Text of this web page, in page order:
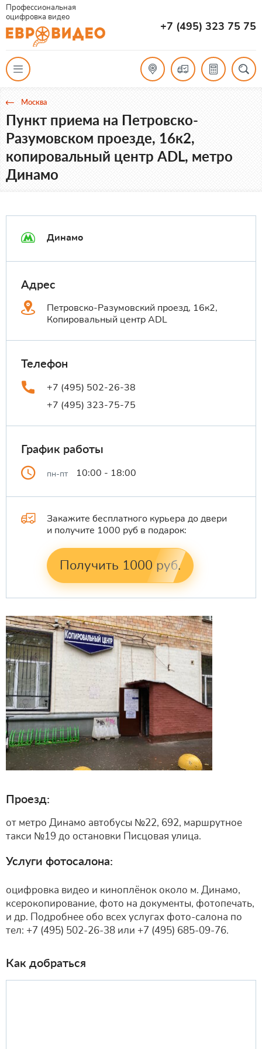
Профессиональная
оцифровка видео
+7 (495) 323 75 75
Москва
Пункт приема на Петровско-
Разумовском проезде, 16к2,
копировальный центр ADL, метро
Динамо
Проезд:
от метро Динамо автобусы №22, 692, маршрутное
такси №19 до остановки Писцовая улица.
Услуги фотосалона:
оцифровка видео и киноплёнок около м. Динамо,
ксерокопирование, фото на документы, фотопечать,
и др. Подробнее обо всех услугах фото-салона по
тел: +7 (495) 502-26-38 или +7 (495) 685-09-76.
Как добраться
Динамо
Адрес
Петровско-Разумовский проезд, 16к2,
Копировальный центр ADL
Телефон
+7 (495) 502-26-38
+7 (495) 323-75-75
График работы
пн-пт 10:00 - 18:00
Закажите бесплатного курьера до двери
и получите 1000 руб в подарок:
Получить 1000 руб.